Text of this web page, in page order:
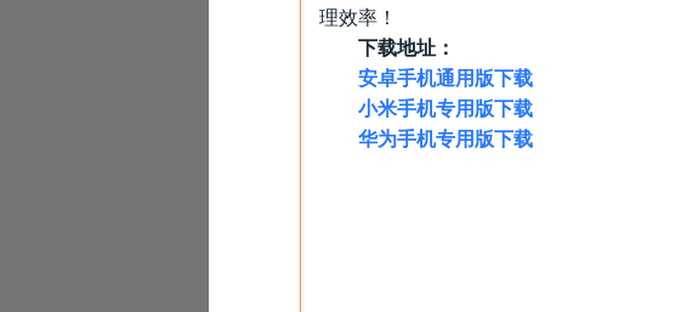
理效率！
下载地址：
安卓手机通用版下载
小米手机专用版下载
华为手机专用版下载